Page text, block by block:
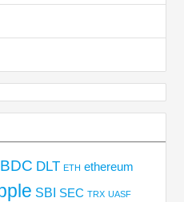
DLT ETH ethereum
SBI SEC TRX UASF